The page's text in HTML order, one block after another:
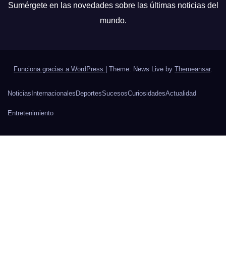
Sumérgete en las novedades sobre las últimas noticias del
mundo.
Funciona gracias a WordPress Theme: News Live by Themeansar.
Noticias Internacionales DeportesSucesosCuriosidadesActualidad
Entretenimiento